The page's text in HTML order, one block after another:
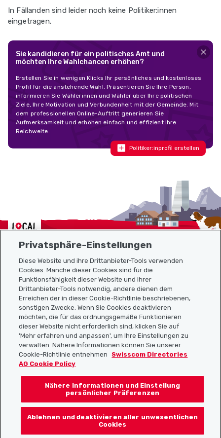
In Fällanden sind leider noch keine Politiker:innen
eingetragen.
Sie kandidieren für ein politisches Amt und
möchten Ihre Wahlchancen erhöhen?
Erstellen Sie in wenigen Klicks Ihr persönliches und kostenloses
Profil für die anstehende Wahl. Präsentieren Sie Ihre Person,
informieren Sie Wählerinnen und Wähler über Ihre politischen
Ziele, Ihre Motivation und Verbundenheit mit der Gemeinde. Mit
dem professionellen Online-Auftritt generieren Sie
Aufmerksamkeit und erhöhen einfach und effizient Ihre
Reichweite.
Politiker:inprofil erstellen
Localcities
Sitemap
Nützliche Links
Localcities App herunterladen
Folgt uns auf:
Privatsphäre-Einstellungen
Diese Website und ihre Drittanbieter-Tools verwenden
Cookies. Manche dieser Cookies sind für die
Funktionsfähigkeit dieser Website und ihrer
Drittanbieter-Tools notwendig, andere dienen dem
Erreichen der in dieser Cookie-Richtlinie beschriebenen,
sonstigen Zwecke. Wenn Sie Cookies deaktivieren
möchten, die für das ordnungsgemäße Funktionieren
dieser Website nicht erforderlich sind, klicken Sie auf
'Mehr erfahren und anpassen', um Ihre Einstellungen zu
verwalten. Nähere Informationen können Sie unserer
Cookie-Richtlinie entnehmen
Swisscom Directories
AG Cookie Policy
Nähere Informationen und Einstellung
persönlicher Präferenzen
Ablehnen und deaktivieren aller unwesentlichen
Cookies